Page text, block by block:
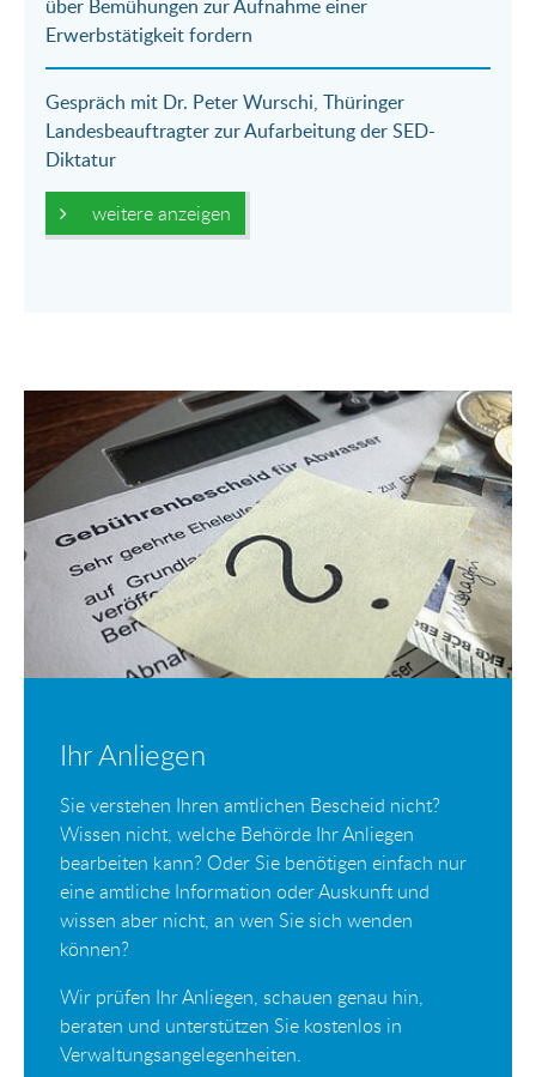
über Bemühungen zur Aufnahme einer
Erwerbstätigkeit fordern
Gespräch mit Dr. Peter Wurschi, Thüringer
Landesbeauftragter zur Aufarbeitung der SED-
Diktatur
weitere anzeigen
Ihr Anliegen
Sie verstehen Ihren amtlichen Bescheid nicht?
Wissen nicht, welche Behörde Ihr Anliegen
bearbeiten kann? Oder Sie benötigen einfach nur
eine amtliche Information oder Auskunft und
wissen aber nicht, an wen Sie sich wenden
können?
Wir prüfen Ihr Anliegen, schauen genau hin,
beraten und unterstützen Sie kostenlos in
Verwaltungsangelegenheiten.